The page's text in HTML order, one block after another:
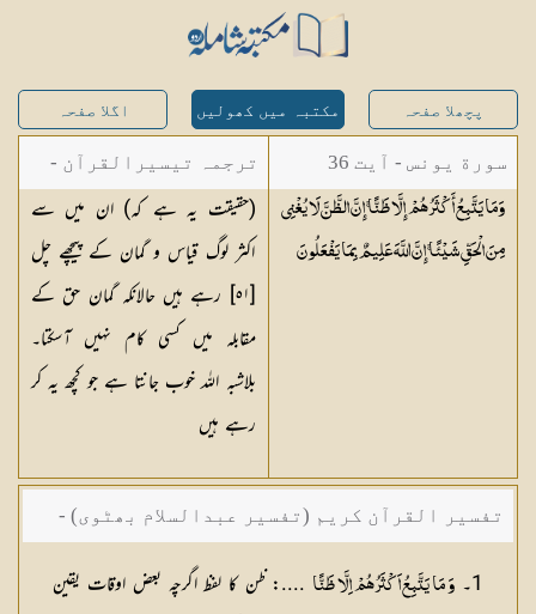
پچھلا صفحہ مکتبہ میں کھولیں اگلا صفحہ
سورة یونس - آیت 36
وَمَا يَتَّبِعُ أَكْثَرُهُمْ إِلَّا ظَنًّا ۚ إِنَّ الظَّنَّ لَا يُغْنِي
مِنَ الْحَقِّ شَيْئًا ۚ إِنَّ اللَّهَ عَلِيمٌ بِمَايَفْعَلُونَ
ترجمہ تیسیرالقرآن -
مولانا عبد الرحمن
کیلانی
(حقیقت یہ ہے کہ) ان میں سے
اکثر لوگ قیاس و گمان کے پیچھے چل
[٥١] رہے ہیں حالانکہ گمان حق کے
مقابلہ میں کسی کام نہیں آسکتا۔
بلاشبہ اللہ خوب جانتا ہے جو کچھ یہ کر
رہے ہیں
تفسیر القرآن کریم (تفسیر عبدالسلام بھٹوی) -
حافظ عبدالسلام بن محمد
1۔ وَ مَا يَتَّبِعُ اَكْثَرُهُمْ اِلَّا ظَنًّا ....: ظن کا لفظ اگرچہ بعض اوقات یقین